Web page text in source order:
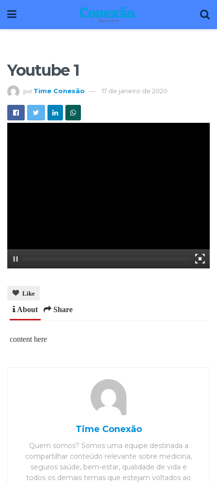
Youtube 1
por Time Conexão 17 de janeiro de 2020
Like
About Share
content here
Time Conexão
Quem somos? Somos uma equipe destinada a
compartilhar conteúdo relevante sobre medicina,
seguros saúde, bem-estar, qualidade de vida e
todos os demais temas que estejam voltados ao